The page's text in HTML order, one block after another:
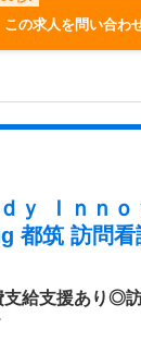
この求人を問い合わ
ｙ Ｉｎｎｏ
都筑 訪問看
支給支援あり◎